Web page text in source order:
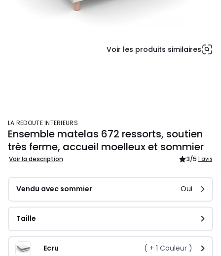
Voir les produits similaires
LA REDOUTE INTERIEURS
Ensemble matelas 672 ressorts, soutien
très ferme, accueil moelleux et sommier
Voir la description 3/5 1 avis
Vendu avec sommier Oui
Taille
Ecru ( + 1 Couleur )